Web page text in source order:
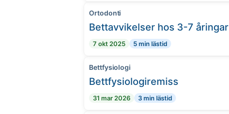
Ortodonti
Bettavvikelser hos 3-7 åringar
7 okt 2025 5 min lästid
Bettfysiologi
Bettfysiologiremiss
31 mar 2026 3 min lästid